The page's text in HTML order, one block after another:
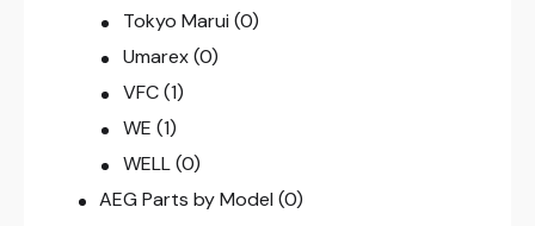
Tokyo Marui (0)
Umarex (0)
VFC (1)
WE (1)
WELL (0)
AEG Parts by Model (0)